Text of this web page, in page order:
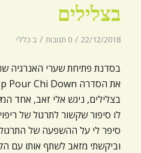
add_circle_outline הגדלת גופן
spellcheck גופן קריא
brightness_high ניגודיות בהירה
brightness_low ניגודיות כהה
format_underlined הוסף קו תחתון לקישורים
font_download סמן קישורים
בצלילים
22/12/2018
/ 0 תגובות / ב כללי
בסדנת פתיחת שערי האנרגיה
בצלילים, ניגש אלי זאב, אחד
לו סיפור שקשור לתרגול של
סיפר לי על ההשפעה של
וביקשתי מזאב לשתף אותו עם